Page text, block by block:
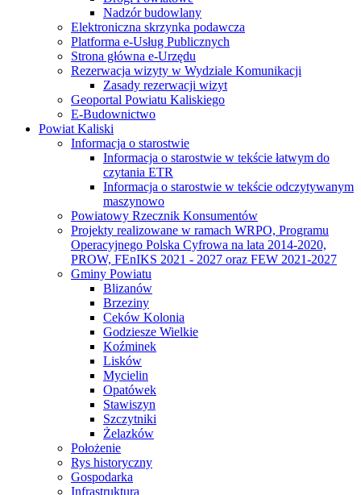
Nadzór budowlany
Elektroniczna skrzynka podawcza
Platforma e-Usług Publicznych
Strona główna e-Urzędu
Rezerwacja wizyty w Wydziale Komunikacji
Zasady rezerwacji wizyt
Geoportal Powiatu Kaliskiego
E-Budownictwo
Powiat Kaliski
Informacja o starostwie
Informacja o starostwie w tekście łatwym do
czytania ETR
Informacja o starostwie w tekście odczytywanym
maszynowo
Powiatowy Rzecznik Konsumentów
Projekty realizowane w ramach WRPO, Programu
Operacyjnego Polska Cyfrowa na lata 2014-2020,
PROW, FEnIKS 2021 - 2027 oraz FEW 2021-2027
Gminy Powiatu
Blizanów
Brzeziny
Ceków Kolonia
Godziesze Wielkie
Koźminek
Lisków
Mycielin
Opatówek
Stawiszyn
Szczytniki
Żelazków
Położenie
Rys historyczny
Gospodarka
Infrastruktura